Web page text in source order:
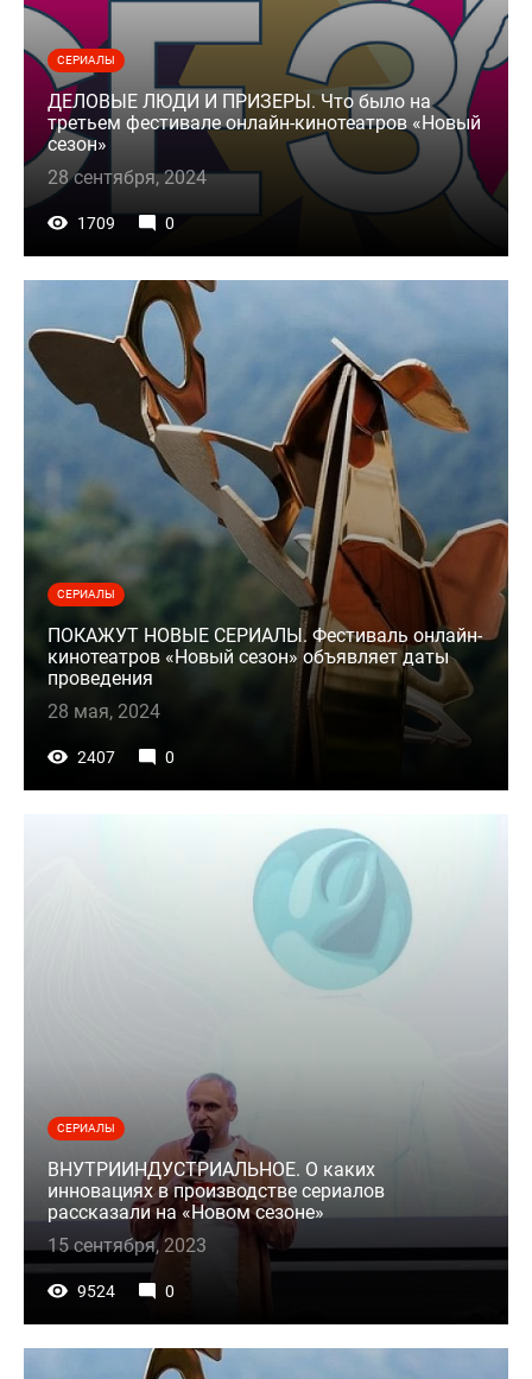
СЕРИАЛЫ
ДЕЛОВЫЕ ЛЮДИ И ПРИЗЕРЫ. Что было на
третьем фестивале онлайн-кинотеатров «Новый
сезон»
28 сентября, 2024
1709 0
СЕРИАЛЫ
ПОКАЖУТ НОВЫЕ СЕРИАЛЫ. Фестиваль онлайн-
кинотеатров «Новый сезон» объявляет даты
проведения
28 мая, 2024
2407 0
СЕРИАЛЫ
ВНУТРИИНДУСТРИАЛЬНОЕ. О каких
инновациях в производстве сериалов
рассказали на «Новом сезоне»
15 сентября, 2023
9524 0